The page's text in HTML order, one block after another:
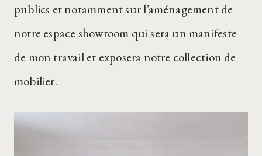
publics et notamment sur l’aménagement de
notre espace showroom qui sera un manifeste
de mon travail et exposera notre collection de
mobilier.